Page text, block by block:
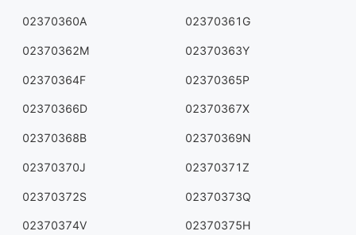
02370360A 02370361G
02370362M 02370363Y
02370364F 02370365P
02370366D 02370367X
02370368B 02370369N
02370370J 02370371Z
02370372S 02370373Q
02370374V 02370375H